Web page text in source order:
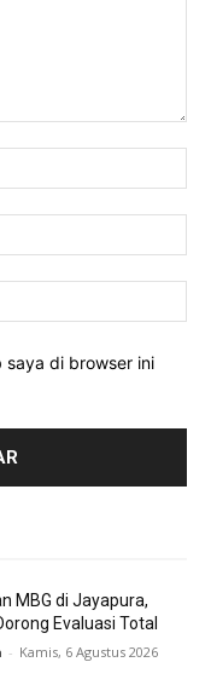
saya di browser ini
MBG di Jayapura,
Evaluasi Total
- Kamis, 6 Agustus 2026